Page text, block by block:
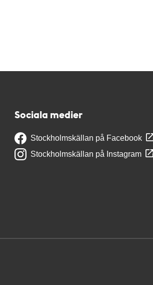
Sociala medier
Stockholmskällan på Facebook
Stockholmskällan på Instagram